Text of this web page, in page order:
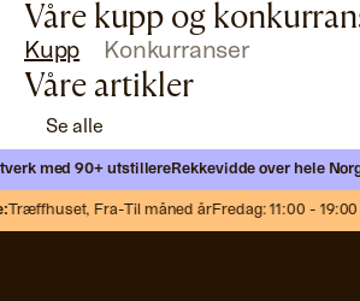
Våre kupp og
Kupp Konkurranser
Våre artikler
Se alle
med 90+ utstillereRekkevidde over hele
Træffhuset,Fra-Til måned årFredag: 11:00 - 19:00